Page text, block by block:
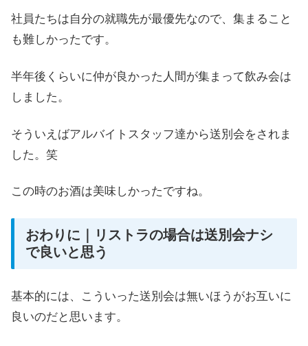
社員たちは自分の就職先が最優先なので、集まること
も難しかったです。
半年後くらいに仲が良かった人間が集まって飲み会は
しました。
そういえばアルバイトスタッフ達から送別会をされま
した。笑
この時のお酒は美味しかったですね。
おわりに｜リストラの場合は送別会ナシ
で良いと思う
基本的には、こういった送別会は無いほうがお互いに
良いのだと思います。